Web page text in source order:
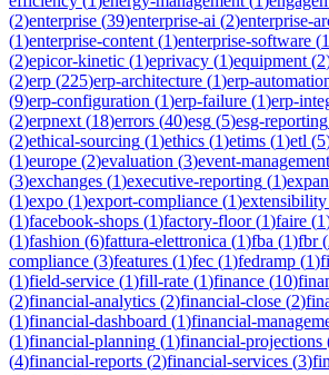
(2)enterprise (39)enterprise-ai (2)enterprise-
(1)enterprise-content (1)enterprise-software (1
(2)epicor-kinetic (1)eprivacy (1)equipment (2
(2)erp (225)erp-architecture (1)erp-
(9)erp-configuration (1)erp-failure (1)erp-
(2)erpnext (18)errors (40)esg (5)esg-reporting
(2)ethical-sourcing (1)ethics (1)etims (1)etl (5
(1)europe (2)evaluation (3)event-management
(3)exchanges (1)executive-reporting (1)
(1)expo (1)export-compliance (1)extensibility
(1)facebook-shops (1)factory-floor(1)faire (1
(1)fashion (6)fattura-elettronica (1)fba (1)fbr(
compliance (3)features (1)fec (1)fedramp (1)
(1)field-service (1)fill-rate (1)finance (10)
(2)financial-analytics (2)financial-close (2)
(1)financial-dashboard (1)financial-
(1)financial-planning (1)financial-projections
(4)financial-reports (2)financial-services (3)